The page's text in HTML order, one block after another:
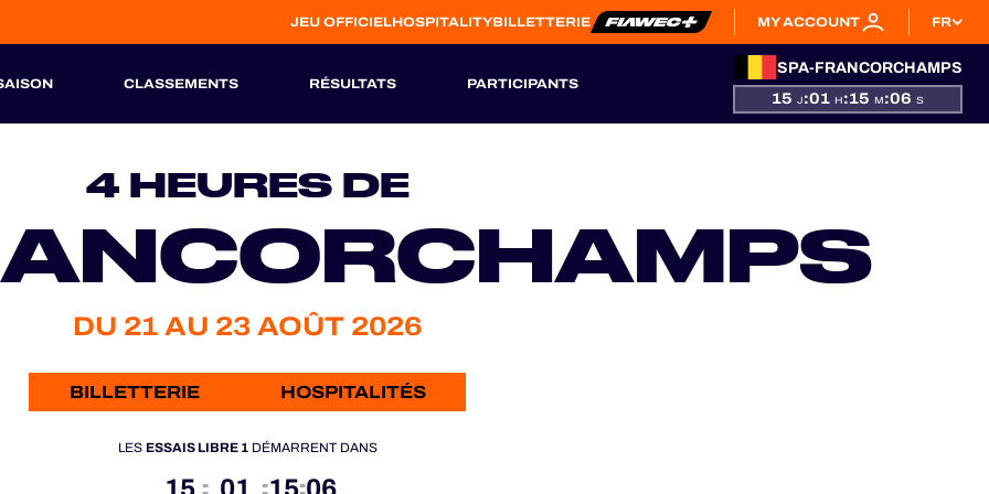
JEU OFFICIELHOSPITALITYBILLETTERIE MY ACCOUNT FR
CLASSEMENTS RÉSULTATS PARTICIPANTS
SPA-FRANCORCHAMPS
15 J:01 H:15 M:04 S
4 HEURES DE
DU 21 AU 23 AOÛT 2026
BILLETTERIE HOSPITALITÉS
LESESSAIS LIBRE 1DÉMARRENT DANS
: : :